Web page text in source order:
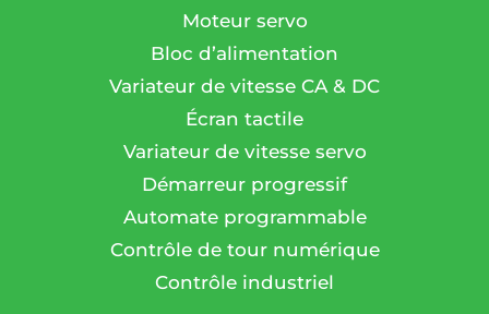
Moteur servo
Bloc d’alimentation
Variateur de vitesse CA & DC
Écran tactile
Variateur de vitesse servo
Démarreur progressif
Automate programmable
Contrôle de tour numérique
Contrôle industriel